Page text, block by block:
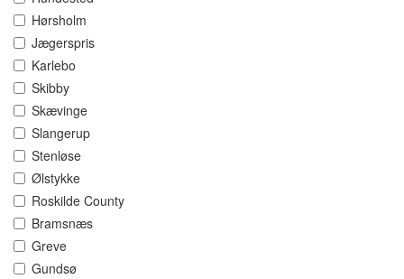
Hørsholm
Jægerspris
Karlebo
Skibby
Skævinge
Slangerup
Stenløse
Ølstykke
Roskilde County
Bramsnæs
Greve
Gundsø